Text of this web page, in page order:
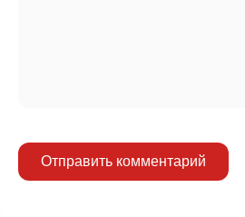
Отправить комментарий